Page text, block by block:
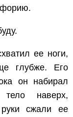
ее ноги,
глубже. Его
он набирал
тело наверх,
сжали ее